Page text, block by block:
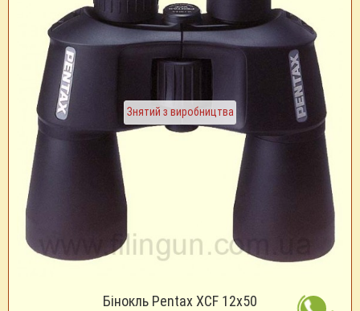
Знятий з виробництва
Бінокль Pentax XCF 12х50